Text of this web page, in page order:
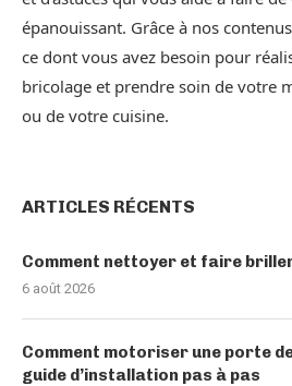
épanouissant. Grâce à nos
ce dont vous avez besoin pour
bricolage et prendre soin de votre
ou de votre cuisine.
ARTICLES RÉCENTS
Comment nettoyer et faire
6 août 2026
Comment motoriser une porte
guide d’installation pas à pas